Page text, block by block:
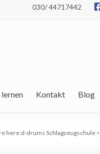
030/ 44717442
Kontakt Blog
here:d-drums Schlagzeugschule >